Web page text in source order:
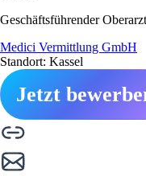
Geschäftsführender
Medici Vermittlung GmbH
Standort: Kassel
Jetzt